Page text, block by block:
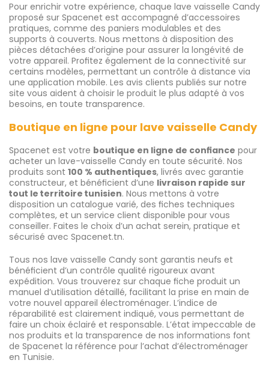
Pour enrichir votre expérience, chaque lave vaisselle Candy
proposé sur Spacenet est accompagné d’accessoires
pratiques, comme des paniers modulables et des
supports à couverts. Nous mettons à disposition des
pièces détachées d’origine pour assurer la longévité de
votre appareil. Profitez également de la connectivité sur
certains modèles, permettant un contrôle à distance via
une application mobile. Les avis clients publiés sur notre
site vous aident à choisir le produit le plus adapté à vos
besoins, en toute transparence.
Boutique en ligne pour lave vaisselle Candy
Spacenet est votre boutique en ligne de confiance pour
acheter un lave-vaisselle Candy en toute sécurité. Nos
produits sont 100 % authentiques, livrés avec garantie
constructeur, et bénéficient d’une livraison rapide sur
tout le territoire tunisien. Nous mettons à votre
disposition un catalogue varié, des fiches techniques
complètes, et un service client disponible pour vous
conseiller. Faites le choix d’un achat serein, pratique et
sécurisé avec Spacenet.tn.
Tous nos lave vaisselle Candy sont garantis neufs et
bénéficient d’un contrôle qualité rigoureux avant
expédition. Vous trouverez sur chaque fiche produit un
manuel d’utilisation détaillé, facilitant la prise en main de
votre nouvel appareil électroménager. L’indice de
réparabilité est clairement indiqué, vous permettant de
faire un choix éclairé et responsable. L’état impeccable de
nos produits et la transparence de nos informations font
de Spacenet la référence pour l’achat d’électroménager
en Tunisie.